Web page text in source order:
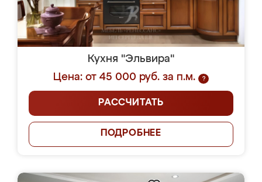
Кухня "Эльвира"
Цена: от 45 000 руб. за п.м.
?
РАССЧИТАТЬ
ПОДРОБНЕЕ